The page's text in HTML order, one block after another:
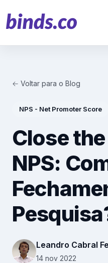
Financeiro
Varejo
Saúde
Marketing
Relacionamento
← Voltar para o Blog
NPS - Net Promoter Score
Close
NPS:
Leandro Cabral
14 nov 2022